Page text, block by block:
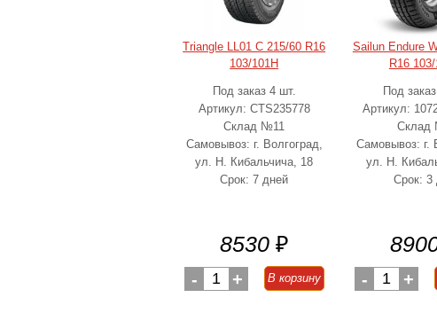
Triangle LL01 C 215/60 R16
103/101H
Под заказ 4 шт.
Артикул: CTS235778
Склад №11
Самовывоз: г. Волгоград,
ул. Н. Кибальчича, 18
Срок: 7 дней
8530 ₽
- 1 + В корзину
Sailun Endure
R16
Под
Артикул:
Склад
Самовывоз: г.
ул. Н.
Срок: 3
- 1 +